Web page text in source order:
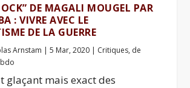
DE MAGALI MOUGEL PAR
: VIVRE AVEC LE
DE LA GUERRE
Arnstam |5 Mar, 2020 | Critiques, de
glaçant mais exact des